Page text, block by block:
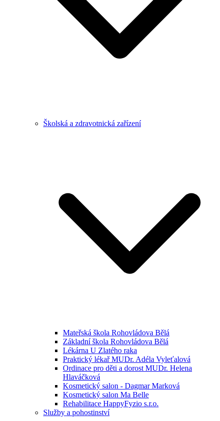
Školská a zdravotnická zařízení
Mateřská škola Rohovládova Bělá
Základní škola Rohovládova Bělá
Lékárna U Zlatého raka
Praktický lékař MUDr. Adéla Vyleťalová
Ordinace pro děti a dorost MUDr. Helena
Hlaváčková
Kosmetický salon - Dagmar Marková
Kosmetický salon Ma Belle
Rehabilitace HappyFyzio s.r.o.
Služby a pohostinství